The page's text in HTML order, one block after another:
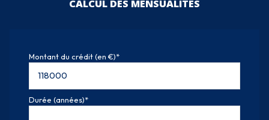
CALCUL DES MENSUALITÉS
Montant du crédit (en €)*
Durée (années)*